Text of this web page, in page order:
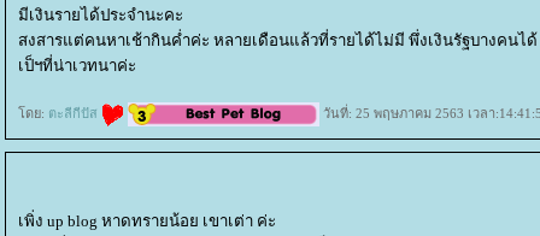
มีเงินรายได้ประจำนะคะ
สงสารแต่คนหาเช้ากินค่ำค่ะ หลายเดือนแล้วที่รายได้ไม่มี พึ่งเงินรัฐบางคนไ
เป็ฯที่น่าเวทนาค่ะ
ดย: ตะลีกีปัส วันที่: 25 พฤษภาคม 2563 เวลา
เพิ่ง up blog หาดทรายน้อย เขาเต่า ค่ะ